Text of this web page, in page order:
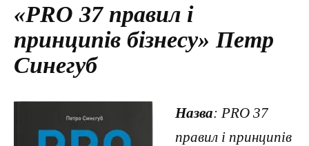
«PRO 37 правил і
принципів бізнесу» Петр
Синегуб
Назва: PRO 37
правил і принципів